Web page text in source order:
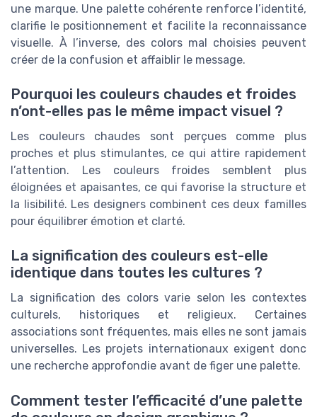
une marque. Une palette cohérente renforce l’identité,
clarifie le positionnement et facilite la reconnaissance
visuelle. À l’inverse, des colors mal choisies peuvent
créer de la confusion et affaiblir le message.
Pourquoi les couleurs chaudes et froides
n’ont-elles pas le même impact visuel ?
Les couleurs chaudes sont perçues comme plus
proches et plus stimulantes, ce qui attire rapidement
l’attention. Les couleurs froides semblent plus
éloignées et apaisantes, ce qui favorise la structure et
la lisibilité. Les designers combinent ces deux familles
pour équilibrer émotion et clarté.
La signification des couleurs est-elle
identique dans toutes les cultures ?
La signification des colors varie selon les contextes
culturels, historiques et religieux. Certaines
associations sont fréquentes, mais elles ne sont jamais
universelles. Les projets internationaux exigent donc
une recherche approfondie avant de figer une palette.
Comment tester l’efficacité d’une palette